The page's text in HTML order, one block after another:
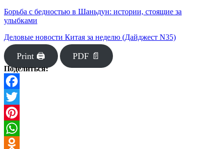
Борьба с бедностью в Шаньдун: истории, стоящие за
улыбками
Деловые новости Китая за неделю (Дайджест N35)
Print 🖨 PDF 📄
Поделиться:
Facebook
Twitter
Pinterest
WhatsApp